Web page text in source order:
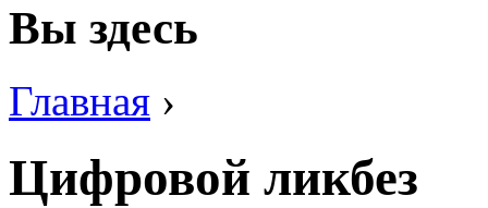
Вы здесь
Главная ›
Цифровой ликбез